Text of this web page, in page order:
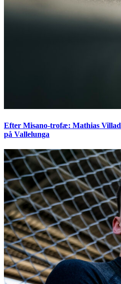
Efter Misano-trofæ: Mathias
på Vallelunga